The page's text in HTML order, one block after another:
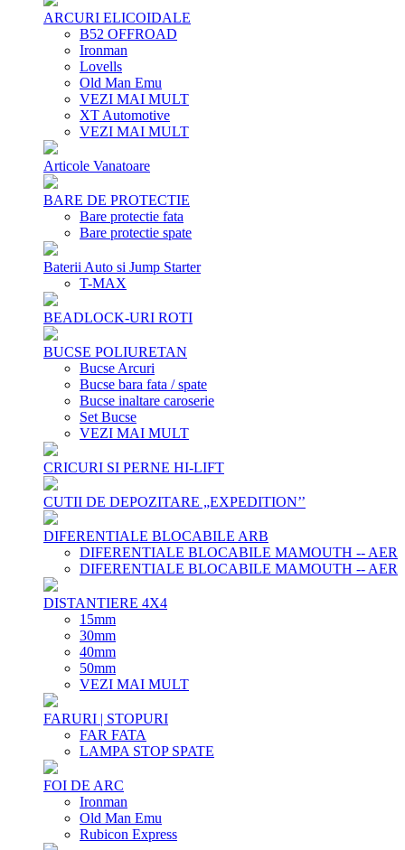
ARCURI ELICOIDALE
B52 OFFROAD
Ironman
Lovells
Old Man Emu
VEZI MAI MULT
XT Automotive
VEZI MAI MULT
Articole Vanatoare
BARE DE PROTECTIE
Bare protectie fata
Bare protectie spate
Baterii Auto si Jump Starter
T-MAX
BEADLOCK-URI ROTI
BUCSE POLIURETAN
Bucse Arcuri
Bucse bara fata / spate
Bucse inaltare caroserie
Set Bucse
VEZI MAI MULT
CRICURI SI PERNE HI-LIFT
CUTII DE DEPOZITARE „EXPEDITION’’
DIFERENTIALE BLOCABILE ARB
DIFERENTIALE BLOCABILE MAMOUTH -- AER
DIFERENTIALE BLOCABILE MAMOUTH -- AER
DISTANTIERE 4X4
15mm
30mm
40mm
50mm
VEZI MAI MULT
FARURI | STOPURI
FAR FATA
LAMPA STOP SPATE
FOI DE ARC
Ironman
Old Man Emu
Rubicon Express